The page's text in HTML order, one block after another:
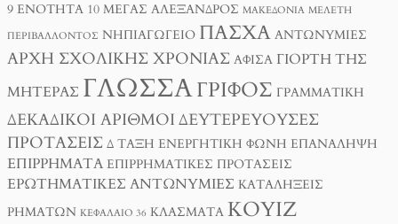
9 ΕΝΌΤΗΤΑ 10 ΜΈΓΑΣ ΑΛΈΞΑΝΔΡΟΣ ΜΑΚΕΔΟΝΊΑ ΜΕΛΈΤΗ
ΠΕΡΙΒΆΛΛΟΝΤΟΣ ΝΗΠΙΑΓΩΓΕΊΟ ΠΆΣΧΑ ΑΝΤΩΝΥΜΊΕΣ
ΑΡΧΉ ΣΧΟΛΙΚΉΣ ΧΡΟΝΙΆΣ ΑΦΊΣΑ ΓΙΟΡΤΉ ΤΗΣ
ΜΗΤΈΡΑΣ ΓΛΏΣΣΑΓΡΊΦΟΣ ΓΡΑΜΜΑΤΙΚΉ
ΔΕΚΑΔΙΚΟΊ ΑΡΙΘΜΟΊ ΔΕΥΤΕΡΕΎΟΥΣΕΣ
ΠΡΟΤΆΣΕΙΣ Δ ΤΑΞΗ ΕΝΕΡΓΗΤΙΚΉ ΦΩΝΉ ΕΠΑΝΆΛΗΨΗ
ΕΠΙΡΡΉΜΑΤΑ ΕΠΙΡΡΗΜΑΤΙΚΈΣ ΠΡΟΤΆΣΕΙΣ
ΕΡΩΤΗΜΑΤΙΚΈΣ ΑΝΤΩΝΥΜΊΕΣ ΚΑΤΑΛΉΞΕΙΣ
ΡΗΜΆΤΩΝ ΚΕΦΆΛΑΙΟ 36 ΚΛΆΣΜΑΤΑ ΚΟΥΊΖ